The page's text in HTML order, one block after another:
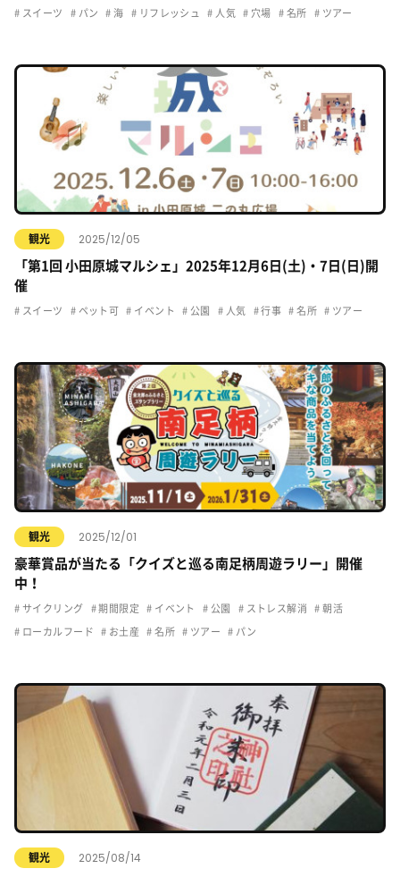
スイーツ パン 海 リフレッシュ 人気 穴場 名所 ツアー
観光 2025/12/05
「第1回 小田原城マルシェ」2025年12月6日(土)・7日(日)開
催
スイーツ ペット可 イベント 公園 人気 行事 名所 ツアー
観光 2025/12/01
豪華賞品が当たる「クイズと巡る南足柄周遊ラリー」開催
中！
サイクリング 期間限定 イベント 公園 ストレス解消 朝活
ローカルフード お土産 名所 ツアー パン
観光 2025/08/14